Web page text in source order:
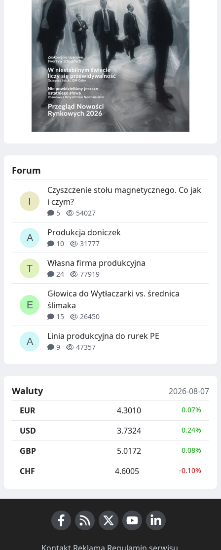
Forum
Czyszczenie stołu magnetycznego. Co jak
i czym?
5 54027
Produkcja doniczek
10 31777
Własna firma produkcyjna
24 77919
Głowica do Wytłaczarki vs. średnica
ślimaka
15 26450
Linia produkcyjna do rurek PE
9 47357
Waluty
2026-08-07
EUR
4.3010 0.07%
USD 3.7324 0.24%
GBP 5.0172 0.08%
CHF 4.6005 -0.10%